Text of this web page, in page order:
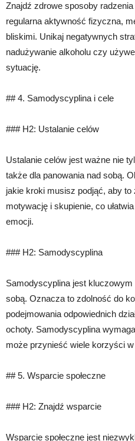
Znajdź zdrowe sposoby
regularna aktywność fizyczna,
bliskimi. Unikaj negatywnych
nadużywanie alkoholu czy
sytuację.
## 4. Samodyscyplina i cele
### H2: Ustalanie celów
Ustalanie celów jest ważne nie
także dla panowania nad sobą.
jakie kroki musisz podjąć, aby to
motywację i skupienie, co
emocji.
### H2: Samodyscyplina
Samodyscyplina jest
sobą. Oznacza to zdolność do
podejmowania odpowiednich
ochoty. Samodyscyplina
może przynieść wiele korzyści w
## 5. Wsparcie społeczne
### H2: Znajdź wsparcie
Wsparcie społeczne jest